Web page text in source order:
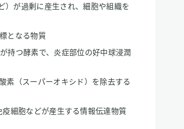
）が過剰に産生され、細胞や組織を
となる物質
持つ酵素で、炎症部位の好中球浸潤
素（スーパーオキシド）を除去する
細胞などが産生する情報伝達物質